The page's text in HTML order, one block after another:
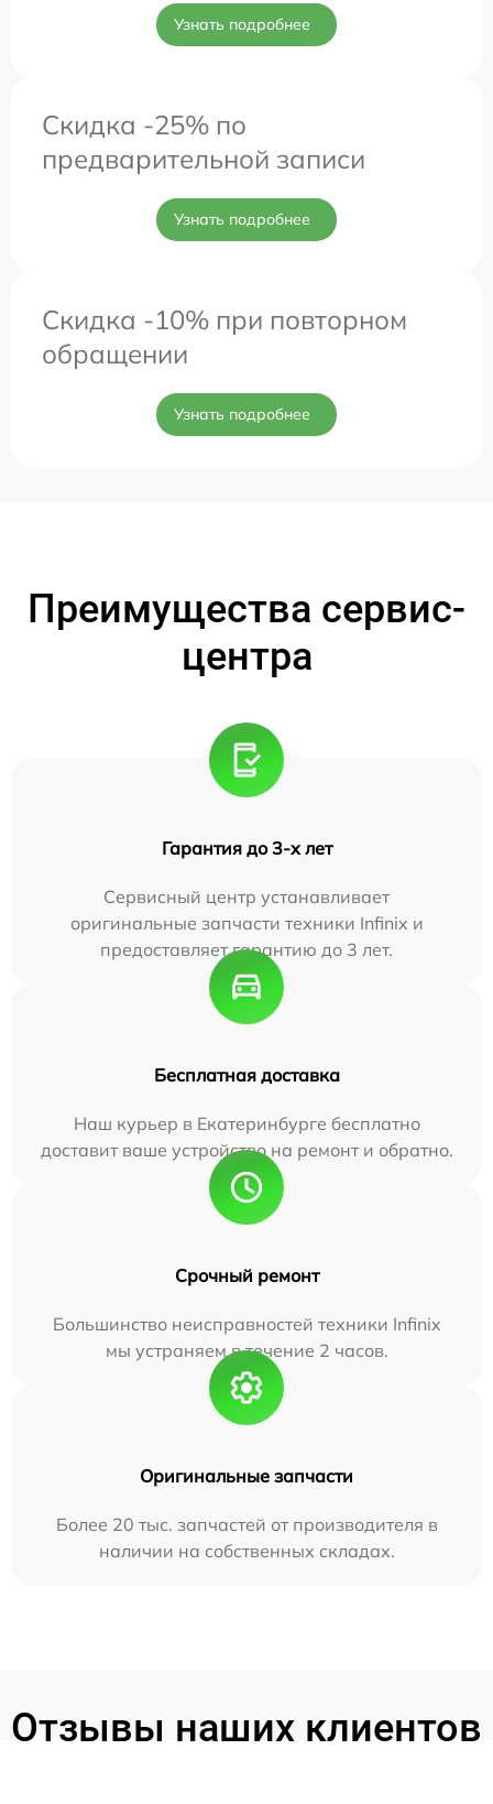
Узнать подробнее
Скидка -25% по
предварительной записи
Узнать подробнее
Скидка -10% при повторном
обращении
Узнать подробнее
Преимущества сервис-
центра
Гарантия до 3-х лет
Сервисный центр устанавливает
оригинальные запчасти техники Infinix и
предоставляет гарантию до 3 лет.
Бесплатная доставка
Наш курьер в Екатеринбурге бесплатно
доставит ваше устройство на ремонт и обратно.
Срочный ремонт
Большинство неисправностей техники Infinix
мы устраняем в течение 2 часов.
Оригинальные запчасти
Более 20 тыс. запчастей от производителя в
наличии на собственных складах.
Отзывы наших клиентов